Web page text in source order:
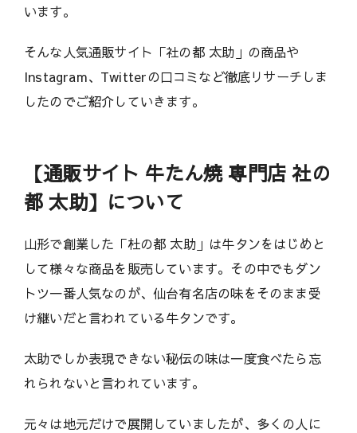
います。
そんな人気通販サイト「社の都 太助」の商品や
Instagram、Twitterの口コミなど徹底リサーチしま
したのでご紹介していきます。
【通販サイト 牛たん焼 専門店 社の
都 太助】について
山形で創業した「杜の都 太助」は牛タンをはじめと
して様々な商品を販売しています。その中でもダン
トツ一番人気なのが、仙台有名店の味をそのまま受
け継いだと言われている牛タンです。
太助でしか表現できない秘伝の味は一度食べたら忘
れられないと言われています。
元々は地元だけで展開していましたが、多くの人に